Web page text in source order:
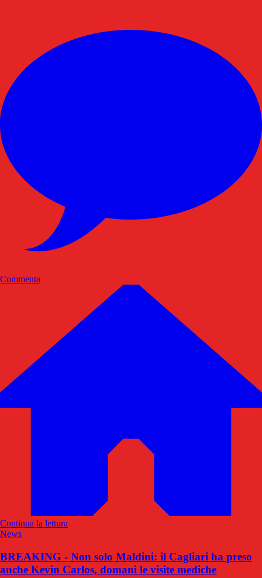
Commenta
Continua la lettura
News
BREAKING - Non solo Maldini: il Cagliari ha preso
anche Kevin Carlos, domani le visite mediche